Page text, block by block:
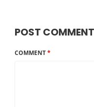
POST COMMENT
COMMENT*